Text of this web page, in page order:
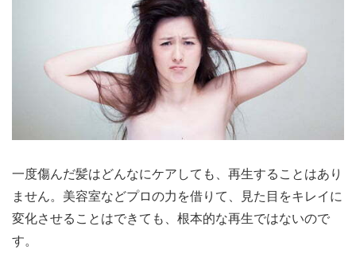
一度傷んだ髪はどんなにケアしても、再生することはあり
ません。美容室などプロの力を借りて、見た目をキレイに
変化させることはできても、根本的な再生ではないので
す。